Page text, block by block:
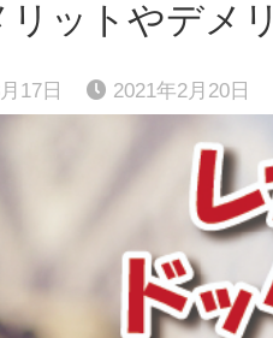
リットやデメ
17日 2021年2月20日